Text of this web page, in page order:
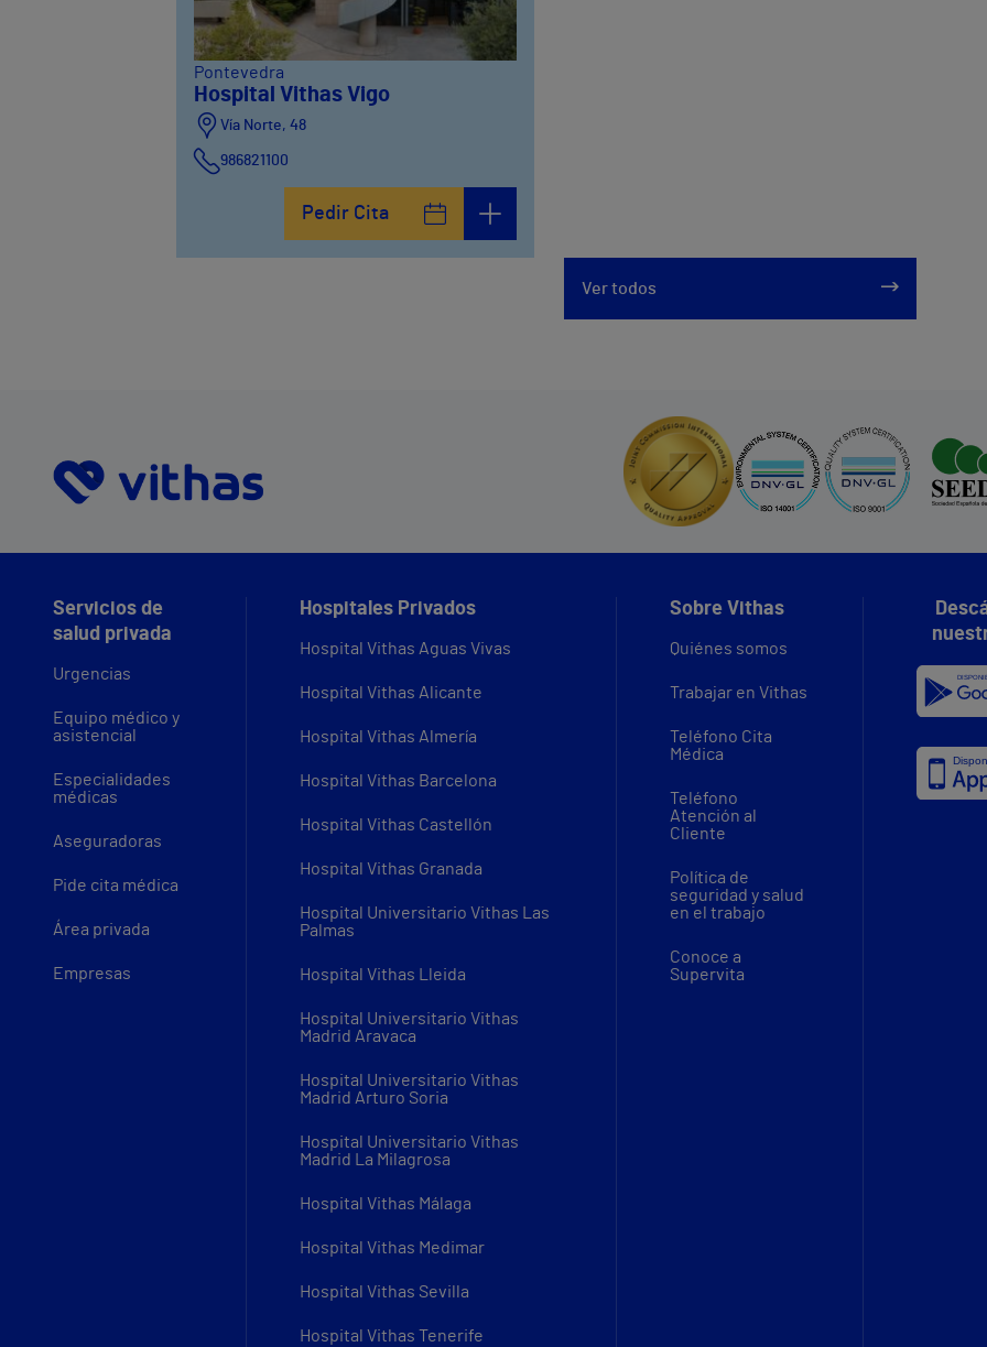
Pontevedra
Hospital Vithas Vigo
Vía Norte, 48
986821100
Pedir Cita
Ver todos
Servicios de
salud privada
Urgencias
Equipo médico y
asistencial
Especialidades
médicas
Aseguradoras
Pide cita médica
Área privada
Empresas
Hospitales Privados
Hospital Vithas Aguas Vivas
Hospital Vithas Alicante
Hospital Vithas Almería
Hospital Vithas Barcelona
Hospital Vithas Castellón
Hospital Vithas Granada
Hospital Universitario Vithas Las
Palmas
Hospital Vithas Lleida
Hospital Universitario Vithas
Madrid Aravaca
Hospital Universitario Vithas
Madrid Arturo Soria
Hospital Universitario Vithas
Madrid La Milagrosa
Hospital Vithas Málaga
Hospital Vithas Medimar
Hospital Vithas Sevilla
Hospital Vithas Tenerife
Sobre Vithas
Quiénes somos
Trabajar en Vithas
Teléfono Cita
Médica
Teléfono
Atención al
Cliente
Política de
seguridad y salud
en el trabajo
Conoce a
Supervita